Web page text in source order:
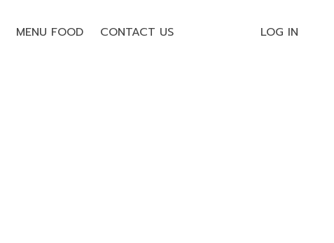
MENU FOOD CONTACT US LOG IN